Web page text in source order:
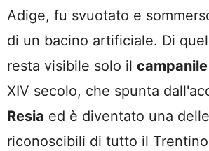
Adige, fu svuotato e
di un bacino artificiale. Di
resta visibile solo il
XIV secolo, che spunta
Resia ed è diventato una
riconoscibili di tutto il